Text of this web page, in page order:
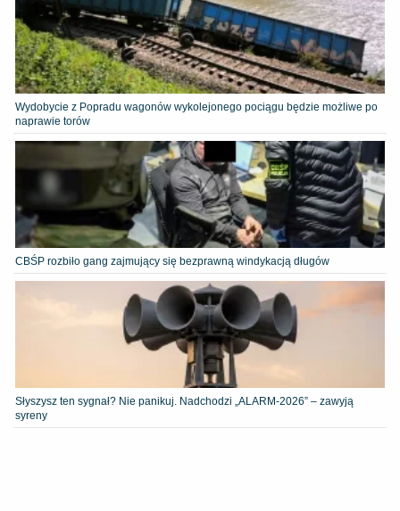
Wydobycie z Popradu wagonów wykolejonego pociągu będzie możliwe po
naprawie torów
CBŚP rozbiło gang zajmujący się bezprawną windykacją długów
Słyszysz ten sygnał? Nie panikuj. Nadchodzi „ALARM-2026” – zawyją
syreny